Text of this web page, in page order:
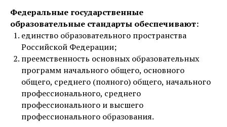
Федеральные государственные
образовательные стандарты обеспечивают:
единство образовательного пространства
Российской Федерации;
преемственность основных образовательных
программ начального общего, основного
общего, среднего (полного) общего, начального
профессионального, среднего
профессионального и высшего
профессионального образования.